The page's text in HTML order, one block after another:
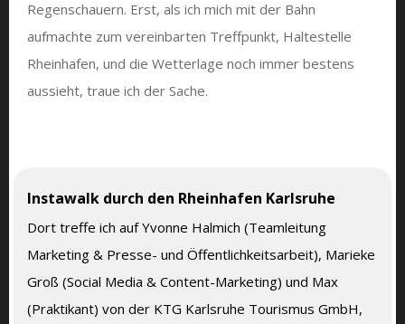
Regenschauern. Erst, als ich mich mit der Bahn
aufmachte zum vereinbarten Treffpunkt, Haltestelle
Rheinhafen, und die Wetterlage noch immer bestens
aussieht, traue ich der Sache.
Instawalk durch den Rheinhafen Karlsruhe
Dort treffe ich auf Yvonne Halmich (Teamleitung
Marketing & Presse- und Öffentlichkeitsarbeit), Marieke
Groß (Social Media & Content-Marketing) und Max
(Praktikant) von der KTG Karlsruhe Tourismus GmbH,